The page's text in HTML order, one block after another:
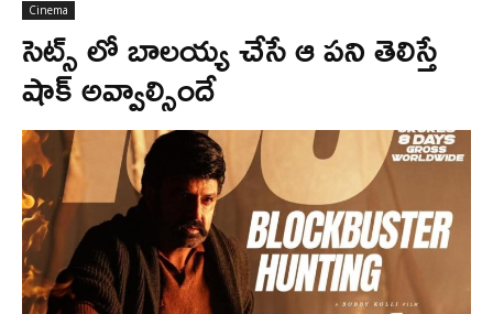
Cinema
సెట్స్ లో బాలయ్య చేసే ఆ పని తెలిస్తే
షాక్ అవ్వాల్సిందే